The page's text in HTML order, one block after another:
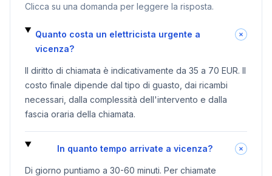
Clicca su una domanda per leggere la risposta.
Quanto costa un elettricista urgente a
vicenza?
Il diritto di chiamata è indicativamente da 35 a 70 EUR. Il
costo finale dipende dal tipo di guasto, dai ricambi
necessari, dalla complessità dell'intervento e dalla
fascia oraria della chiamata.
In quanto tempo arrivate a vicenza?
Di giorno puntiamo a 30-60 minuti. Per chiamate